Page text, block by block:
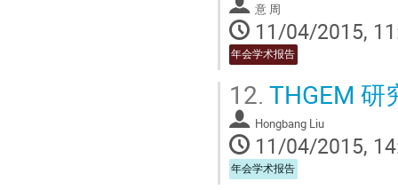
意 周
11/04/2015,
年会学术报告
12. THGEM 研
Hongbang Liu
11/04/2015,
年会学术报告